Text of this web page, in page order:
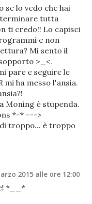
se lo vedo che hai
tutta
ti credo!! Lo capisci
e non
Mi sento il
>_<.
pare e seguire le
mi ha messo l'ansia.
Moning è stupenda.
*-* --->
troppo... è troppo
2015 alle ore 12:00
*__*